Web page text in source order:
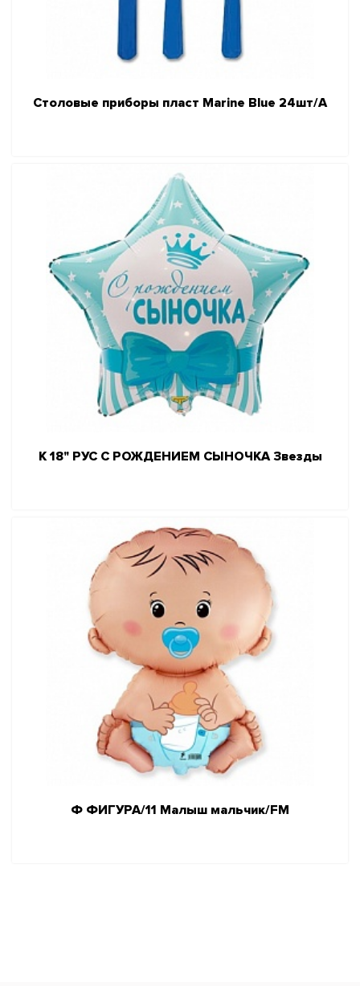
Столовые приборы пласт Marine Blue 24шт/А
К 18" РУС С РОЖДЕНИЕМ СЫНОЧКА Звезды
Ф ФИГУРА/11 Малыш мальчик/FM